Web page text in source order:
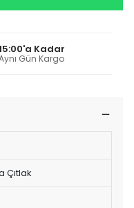
Kadar
Gün Kargo
Çıtlak